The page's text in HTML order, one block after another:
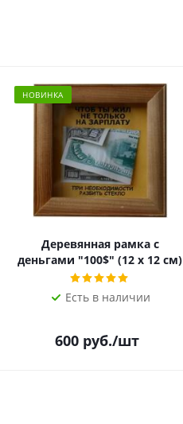
НОВИНКА
Деревянная рамка с
деньгами "100$" (12 х 12 см)
Есть в наличии
600 руб./шт